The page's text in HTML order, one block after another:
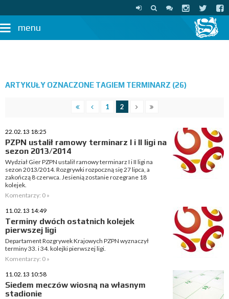
menu
ARTYKUŁY OZNACZONE TAGIEM TERMINARZ (26)
1 2
22.02.13 18:25
PZPN ustalił ramowy terminarz I i II ligi na
sezon 2013/2014
Wydział Gier PZPN ustalił ramowy terminarz I i II ligi na
sezon 2013/2014. Rozgrywki rozpoczną się 27 lipca, a
zakończą 8 czerwca. Jesienią zostanie rozegrane 18
kolejek.
Komentarzy: 0 »
11.02.13 14:49
Terminy dwóch ostatnich kolejek
pierwszej ligi
Departament Rozgrywek Krajowych PZPN wyznaczył
terminy 33. i 34. kolejki pierwszej ligi.
Komentarzy: 0 »
11.02.13 10:58
Siedem meczów wiosną na własnym
stadionie